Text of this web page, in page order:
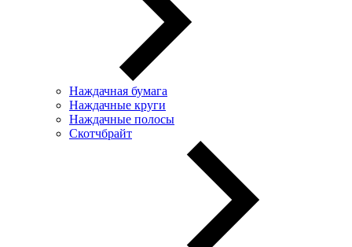
Наждачная бумага
Наждачные круги
Наждачные полосы
Скотчбрайт